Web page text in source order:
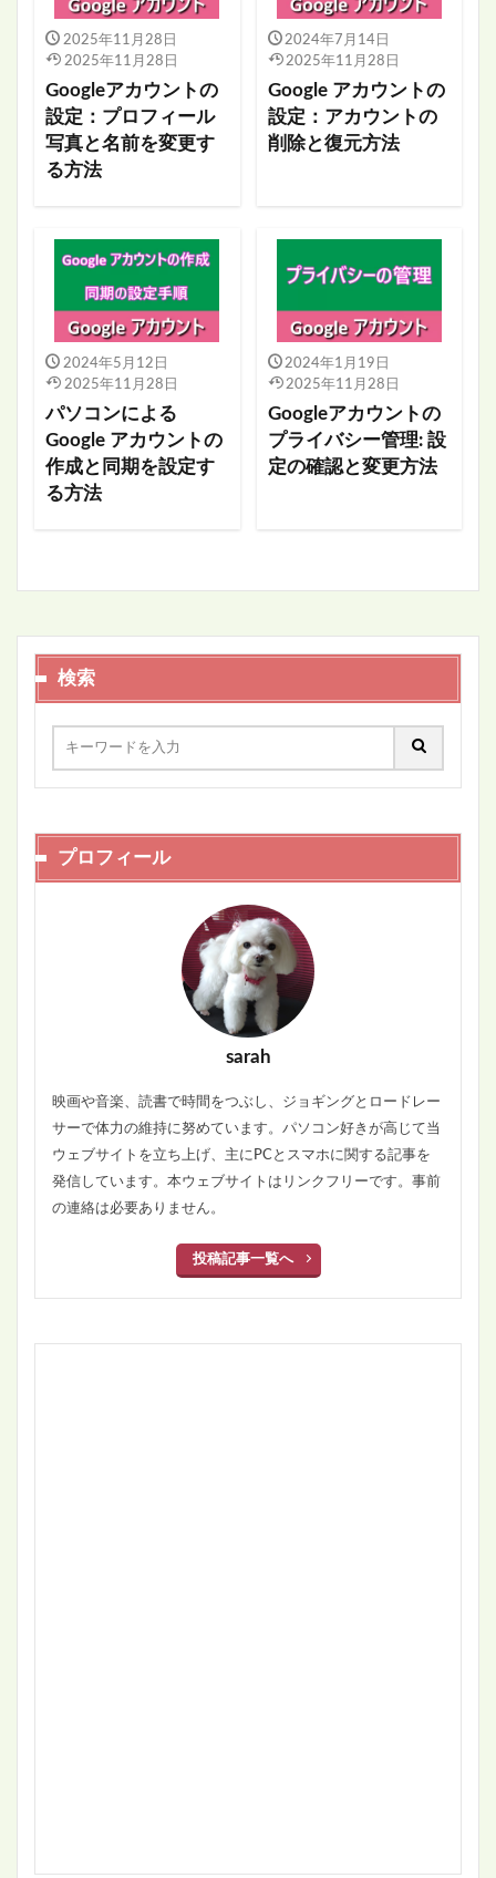
2025年11月28日
2025年11月28日
Googleアカウントの
設定：プロフィール
写真と名前を変更す
る方法
2024年7月14日
2025年11月28日
Google アカウントの
設定：アカウントの
削除と復元方法
2024年5月12日
2025年11月28日
パソコンによる
Google アカウントの
作成と同期を設定す
る方法
2024年1月19日
2025年11月28日
Googleアカウントの
プライバシー管理: 設
定の確認と変更方法
検索
プロフィール
sarah
映画や音楽、読書で時間をつぶし、ジョギングとロードレー
サーで体力の維持に努めています。パソコン好きが高じて当
ウェブサイトを立ち上げ、主にPCとスマホに関する記事を
発信しています。本ウェブサイトはリンクフリーです。事前
の連絡は必要ありません。
投稿記事一覧へ